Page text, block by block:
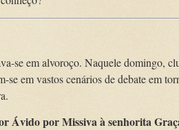
se em alvoroço. Naquele domingo,
se em vastos cenários de debate em
Ávido por Missiva à senhorita